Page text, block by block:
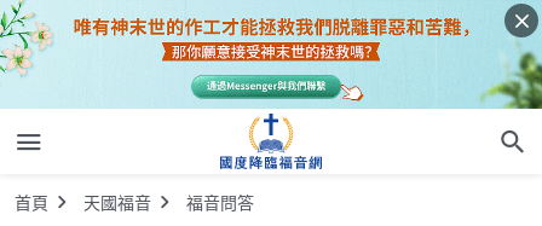
首頁 天國福音 福音問答